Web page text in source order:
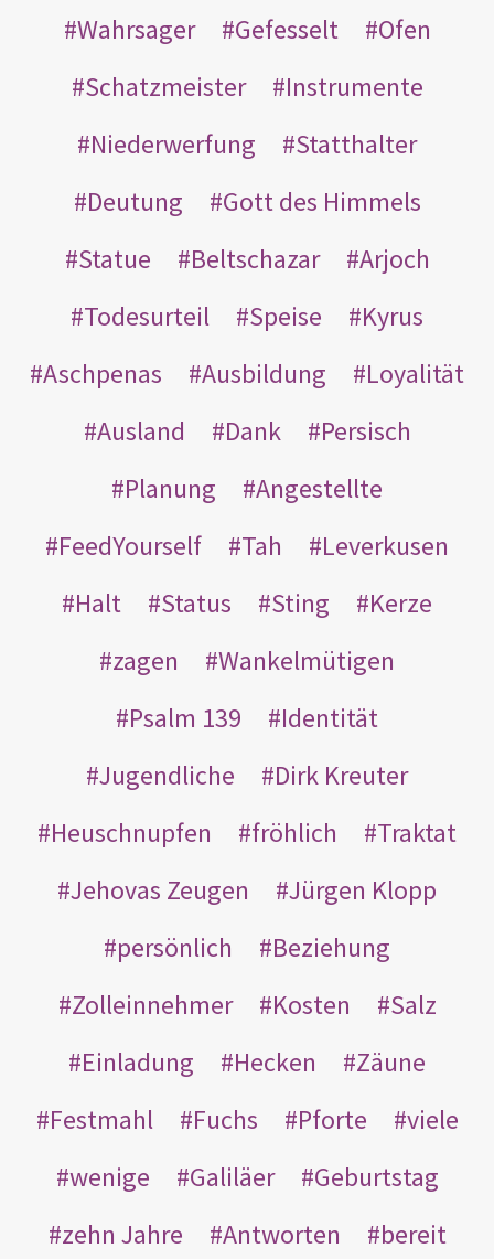
Wahrsager
Gefesselt
Ofen
Schatzmeister
Instrumente
Niederwerfung
Statthalter
Deutung
Gott des Himmels
Statue
Beltschazar
Arjoch
Todesurteil
Speise
Kyrus
Aschpenas
Ausbildung
Loyalität
Ausland
Dank
Persisch
Planung
Angestellte
FeedYourself
Tah
Leverkusen
Halt
Status Sting
Kerze
zagen
Wankelmütigen
Psalm 139
Identität
Jugendliche
Dirk Kreuter
Heuschnupfen
fröhlich
Traktat
Jehovas Zeugen
Jürgen Klopp
persönlich
Beziehung
Zolleinnehmer
Kosten
Salz
Einladung
Hecken
Zäune
Festmahl
Fuchs Pforte
viele
wenige
Galiläer
Geburtstag
zehn Jahre
Antworten bereit